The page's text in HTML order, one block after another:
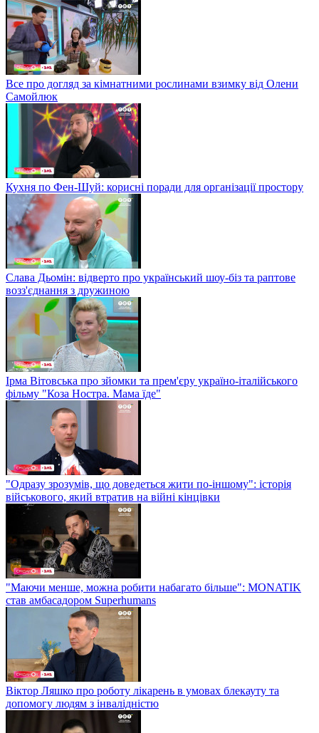
Все про догляд за кімнатними рослинами взимку від Олени
Самойлюк
Кухня по Фен-Шуй: корисні поради для організації простору
Слава Дьомін: відверто про український шоу-біз та раптове
возз'єднання з дружиною
Ірма Вітовська про зйомки та прем'єру україно-італійського
фільму "Коза Ностра. Мама їде"
"Одразу зрозумів, що доведеться жити по-іншому": історія
військового, який втратив на війні кінцівки
"Маючи менше, можна робити набагато більше": MONATIK
став амбасадором Superhumans
Віктор Ляшко про роботу лікарень в умовах блекауту та
допомогу людям з інвалідністю